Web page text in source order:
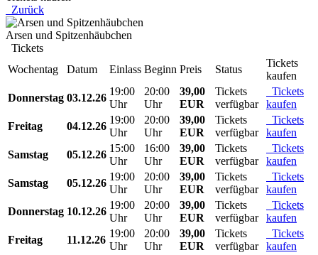
Zurück
Arsen und Spitzenhäubchen
Tickets
Wochentag
Datum Einlass Beginn Preis Status
Tickets
kaufen
Donnerstag 03.12.26
19:00
Uhr
20:00
Uhr
39,00
EUR
Tickets
verfügbar
Tickets
kaufen
Freitag
04.12.26
19:00
Uhr
20:00
Uhr
39,00
EUR
Tickets
verfügbar
Tickets
kaufen
Samstag
05.12.26
15:00
Uhr
16:00
Uhr
39,00
EUR
Tickets
verfügbar
Tickets
kaufen
Samstag
05.12.26
19:00
Uhr
20:00
Uhr
39,00
EUR
Tickets
verfügbar
Tickets
kaufen
Donnerstag 10.12.26
19:00
Uhr
20:00
Uhr
39,00
EUR
Tickets
verfügbar
Tickets
kaufen
Freitag
11.12.26
19:00
Uhr
20:00
Uhr
39,00
EUR
Tickets
verfügbar
Tickets
kaufen